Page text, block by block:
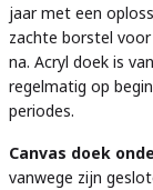
jaar met een
zachte borstel
na. Acryl doek is
regelmatig op
periodes.
Canvas doek
vanwege zijn